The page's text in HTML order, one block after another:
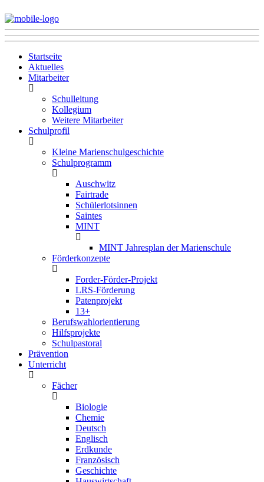
Startseite
Aktuelles
Mitarbeiter
Schulleitung
Kollegium
Weitere Mitarbeiter
Schulprofil
Kleine Marienschulgeschichte
Schulprogramm
Auschwitz
Fairtrade
Schülerlotsinnen
Saintes
MINT
MINT Jahresplan der Marienschule
Förderkonzepte
Forder-Förder-Projekt
LRS-Förderung
Patenprojekt
13+
Berufswahlorientierung
Hilfsprojekte
Schulpastoral
Prävention
Unterricht
Fächer
Biologie
Chemie
Deutsch
Englisch
Erdkunde
Französisch
Geschichte